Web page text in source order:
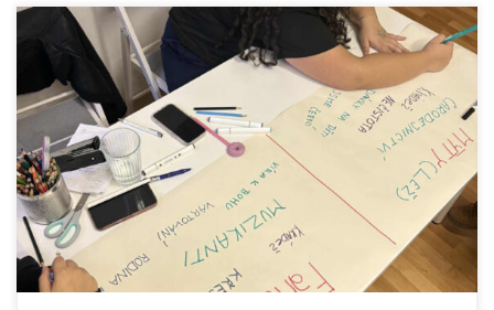
Během roku 2025 jsme realizovali projekt „Rosteme
společně 2025“, jehož cílem bylo podporovat porozumění
mezi lidmi, posilovat respekt k odlišnostem a předcházet